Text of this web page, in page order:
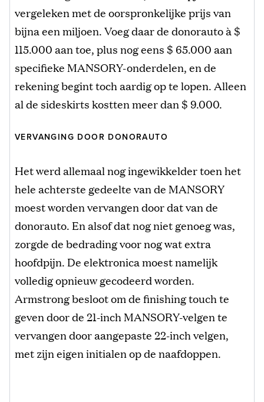
vergeleken met de oorspronkelijke prijs van
bijna een miljoen. Voeg daar de donorauto à $
115.000 aan toe, plus nog eens $ 65.000 aan
specifieke MANSORY-onderdelen, en de
rekening begint toch aardig op te lopen. Alleen
al de sideskirts kostten meer dan $ 9.000.
VERVANGING DOOR DONORAUTO
Het werd allemaal nog ingewikkelder toen het
hele achterste gedeelte van de MANSORY
moest worden vervangen door dat van de
donorauto. En alsof dat nog niet genoeg was,
zorgde de bedrading voor nog wat extra
hoofdpijn. De elektronica moest namelijk
volledig opnieuw gecodeerd worden.
Armstrong besloot om de finishing touch te
geven door de 21-inch MANSORY-velgen te
vervangen door aangepaste 22-inch velgen,
met zijn eigen initialen op de naafdoppen.